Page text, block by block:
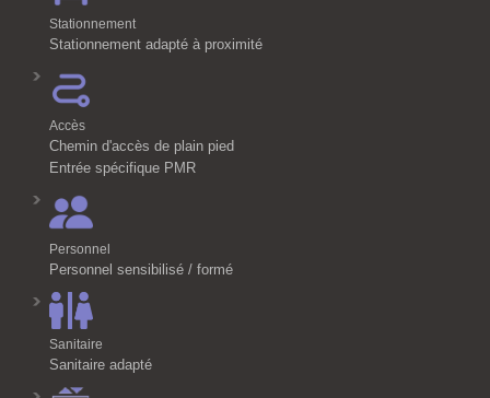
Stationnement
Stationnement adapté à proximité
Accès
Chemin d'accès de plain pied
Entrée spécifique PMR
Personnel
Personnel sensibilisé / formé
Sanitaire
Sanitaire adapté